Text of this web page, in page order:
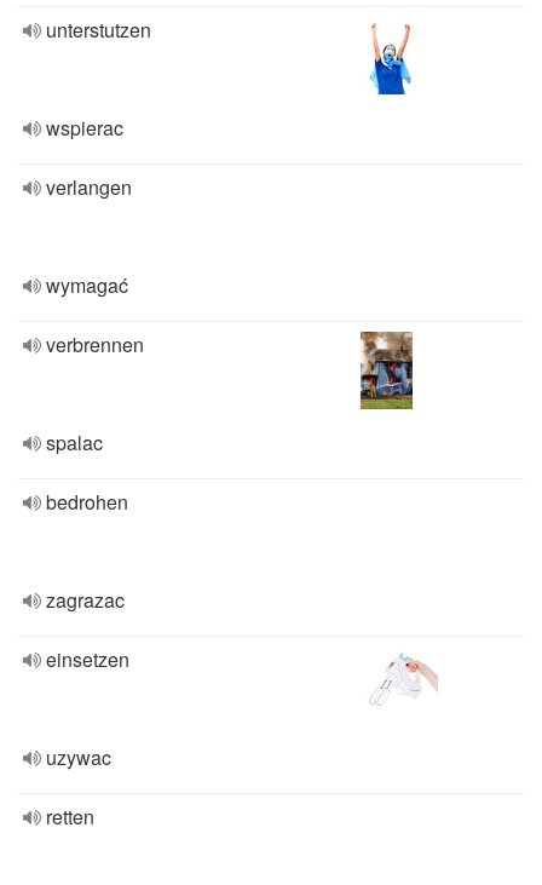
unterstutzen
wspierac
verlangen
wymagać
verbrennen
spalac
bedrohen
zagrazac
einsetzen
uzywac
retten